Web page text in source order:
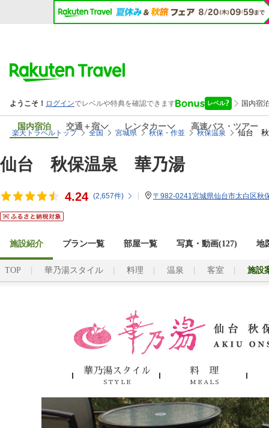
国内宿泊 交通＋宿 レンタカー 高速バス・ツアー
楽天トラベルトップ 全国 宮城県 秋保・作並 秋保温泉 仙台 秋
仙台 秋保温泉 華乃湯
4.24 (2,657件) 〒982-0241宮城県仙台市太白区秋
施設紹介 プラン一覧 部屋一覧 写真・動画(127) 地
TOP 華乃湯スタイル 料理 温泉 客室 施設
華乃湯スタイル
STYLE
料 理
MEALS